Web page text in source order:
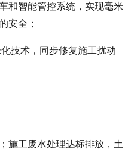
和智能管控系统，实现毫米
安全；
化技术，同步修复施工扰动
施工废水处理达标排放，土